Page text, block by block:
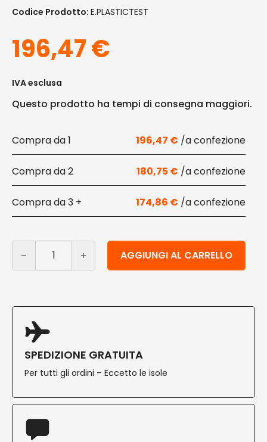
Codice Prodotto: E.PLASTICTEST
196,47€
IVA esclusa
Questo prodotto ha tempi di consegna maggiori.
1 196,47 €
2 180,75 €
3 + 174,86 €
Test microplastiche residue nel sangue - Plastic Tox
AGGIUNGI AL CARRELLO
Alternative:
SPEDIZIONE GRATUITA
Per tutti gli ordini – Eccetto le isole